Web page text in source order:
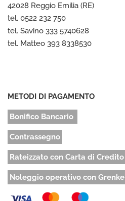
42028 Reggio Emilia (RE)
tel. 0522 232 750
tel. Savino 333 5740628
tel. Matteo 393 8338530
METODI DI PAGAMENTO
Bonifico Bancario
Contrassegno
Rateizzato con Carta di Credito
Noleggio operativo con Grenke